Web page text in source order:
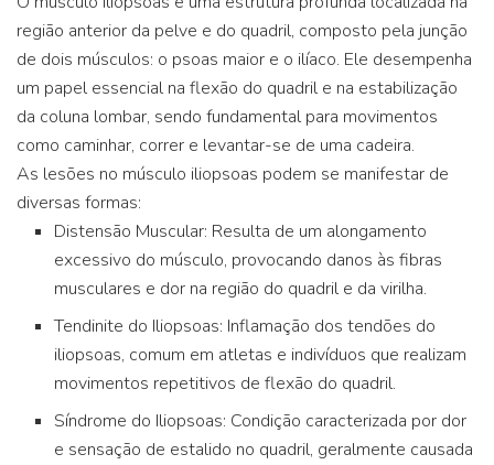
região anterior da pelve e do quadril, composto pela junção
de dois músculos: o psoas maior e o ilíaco. Ele desempenha
um papel essencial na flexão do quadril e na estabilização
da coluna lombar, sendo fundamental para movimentos
como caminhar, correr e levantar-se de uma cadeira.
As lesões no músculo iliopsoas podem se manifestar de
diversas formas:
Distensão Muscular: Resulta de um alongamento
excessivo do músculo, provocando danos às fibras
musculares e dor na região do quadril e da virilha.
Tendinite do Iliopsoas: Inflamação dos tendões do
iliopsoas, comum em atletas e indivíduos que realizam
movimentos repetitivos de flexão do quadril.
Síndrome do Iliopsoas: Condição caracterizada por dor
e sensação de estalido no quadril, geralmente causada